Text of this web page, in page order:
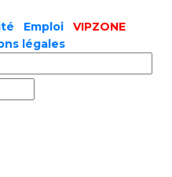
Emploi
VIPZONE
légales